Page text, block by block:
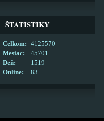
ŠTATISTIKY
Online: 83
Celkom:
4125570
Mesiac:
45701
Deň:
1519